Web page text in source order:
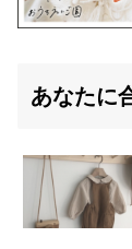
あなたに